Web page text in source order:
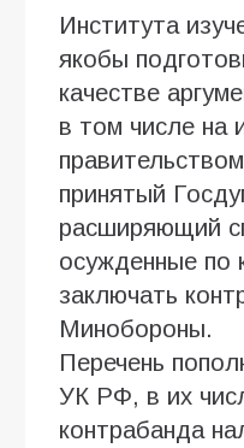
Института
якобы
качестве
в том числе на
принятый
расширяющий
осужденные по
заключать
Минобороны.
Перечень
УК РФ, в их
контрабанда